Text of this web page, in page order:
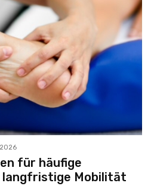
für häufige
langfristige Mobilität